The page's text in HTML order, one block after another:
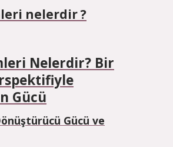
nelerdir ?
Nelerdir? Bir
Gücü
Gücü ve